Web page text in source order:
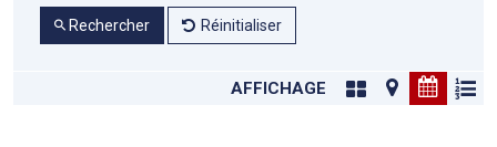
Rechercher Réinitialiser
AFFICHAGE